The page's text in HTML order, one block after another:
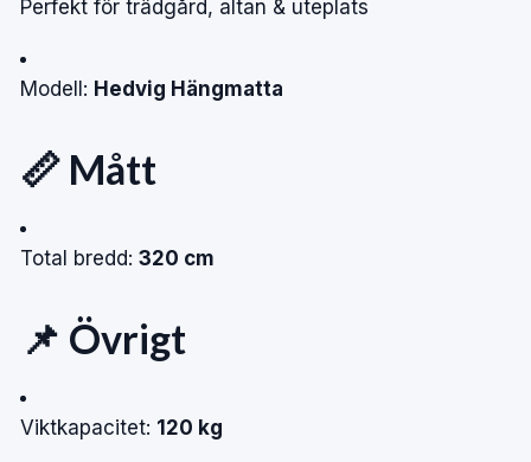
Perfekt för trädgård, altan & uteplats
Modell: Hedvig Hängmatta
📏 Mått
Total bredd: 320 cm
📌 Övrigt
Viktkapacitet: 120 kg